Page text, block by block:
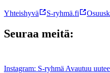
Yhteishyvä S-ryhmä.fi
Seuraa meitä:
Instagram: S-ryhmä Avautuu